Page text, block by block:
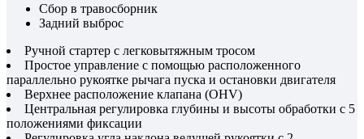
Сбор в травосборник
Задний выброс
Ручной стартер с легковытяжным тросом
Простое управление с помощью расположенного
параллельно рукоятке рычага пуска и остановки двигателя
Верхнее расположение клапана (OHV)
Центральная регулировка глубины и высоты обработки с 5
положениями фиксации